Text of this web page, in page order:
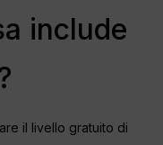
include
il livello gratuito di